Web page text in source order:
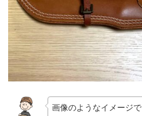
画像のようなイメージで